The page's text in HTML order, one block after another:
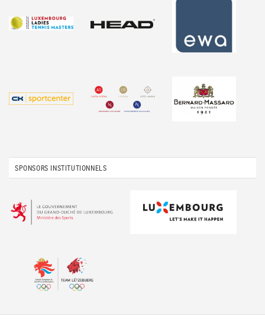
SPONSORS INSTITUTIONNELS